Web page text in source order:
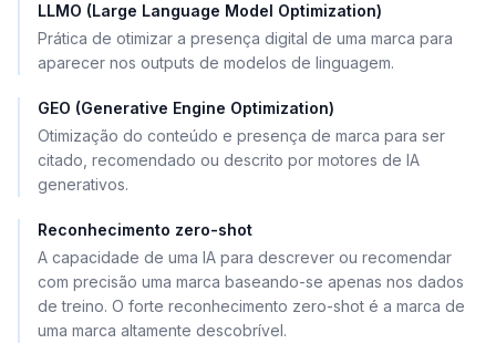
LLMO (Large Language Model Optimization)
Prática de otimizar a presença digital de uma marca para
aparecer nos outputs de modelos de linguagem.
GEO (Generative Engine Optimization)
Otimização do conteúdo e presença de marca para ser
citado, recomendado ou descrito por motores de IA
generativos.
Reconhecimento zero-shot
A capacidade de uma IA para descrever ou recomendar
com precisão uma marca baseando-se apenas nos dados
de treino. O forte reconhecimento zero-shot é a marca de
uma marca altamente descobrível.